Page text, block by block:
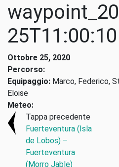
25T11:00:10
Ottobre 25, 2020
Percorso:
Equipaggio: Marco, Federico,
Eloise
Meteo:
Tappa precedente
Fuerteventura (Isla
de Lobos) –
Fuerteventura
(Morro Jable)